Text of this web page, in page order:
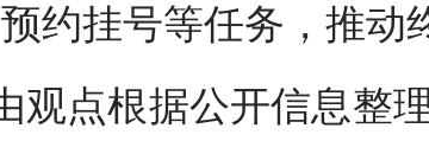
约挂号等任务，推动
观点根据公开信息整